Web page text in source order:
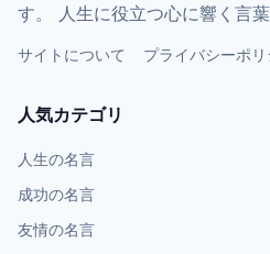
す。 人生に役立つ心に響く言葉
サイトについて プライバシーポリ
人気カテゴリ
人生の名言
成功の名言
友情の名言